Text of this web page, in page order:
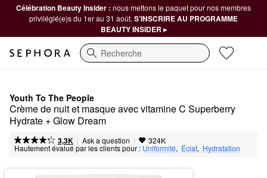
Célébration Beauty Insider : nous mettons le paquet pour nos membres
privilégié(e)s du 1er au 31 août. S’INSCRIRE AU PROGRAMME
BEAUTY INSIDER ▸
Recherche
Youth To The People
Crème de nuit et masque avec vitamine C Superberry
Hydrate + Glow Dream
3,3K | Ask a question | 324K
Hautement évalué par les clients pour : Uniformité, Éclat, Hydratation